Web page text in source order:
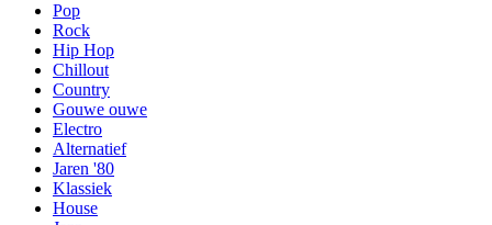
Pop
Rock
Hip Hop
Chillout
Country
Gouwe ouwe
Electro
Alternatief
Jaren '80
Klassiek
House